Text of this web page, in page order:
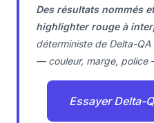
Des résultats nommés
highlighter rouge à
déterministe de Delta-
— couleur, marge, police
Essayer Delta-